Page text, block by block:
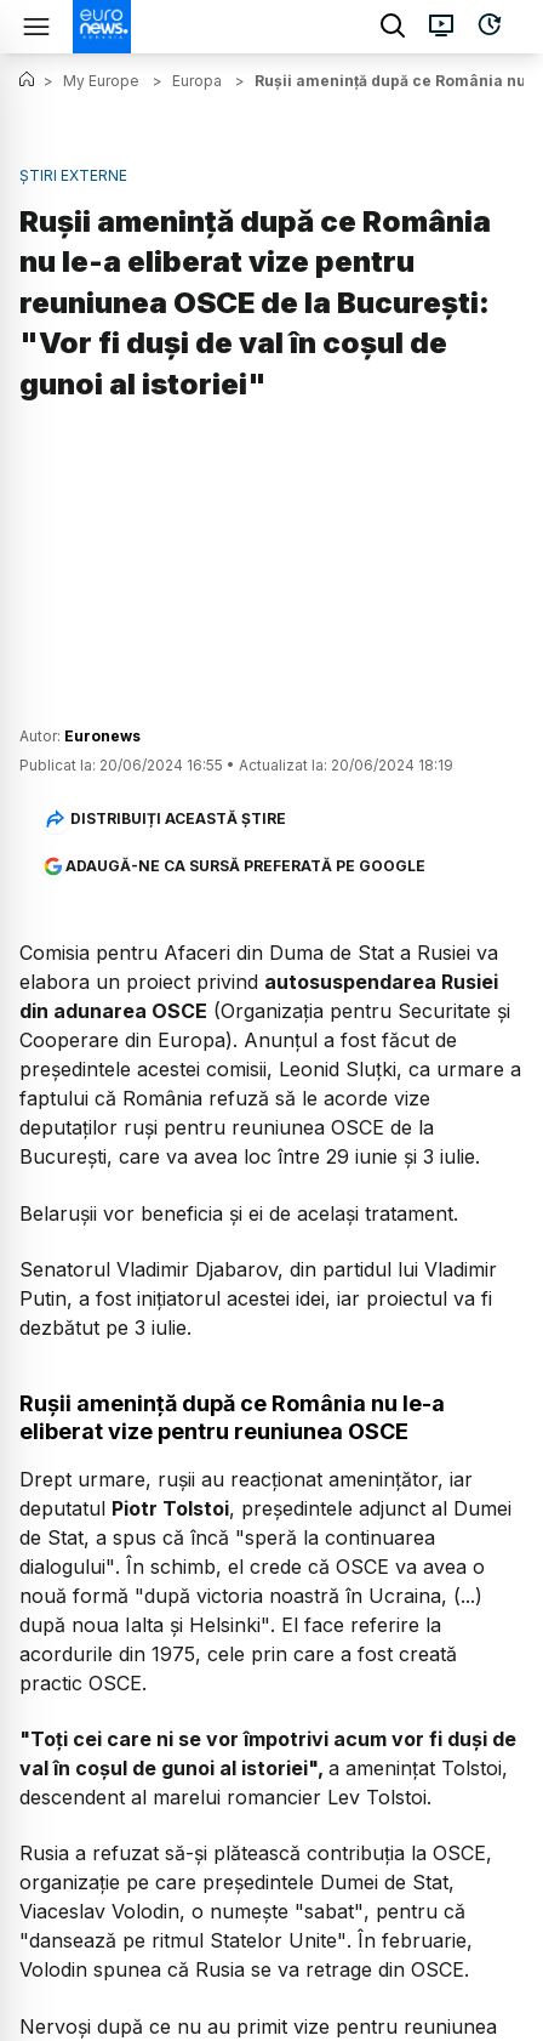
> My Europe > Europa > Rușii amenință după ce România nu
ȘTIRI EXTERNE
Rușii amenință după ce România
nu le-a eliberat vize pentru
reuniunea OSCE de la București:
"Vor fi duși de val în coșul de
gunoi al istoriei"
Autor: Euronews
Publicat la: 20/06/2024 16:55 • Actualizat la: 20/06/2024 18:19
DISTRIBUIȚI ACEASTĂ ȘTIRE
ADAUGĂ-NE CA SURSĂ PREFERATĂ PE GOOGLE
Comisia pentru Afaceri din Duma de Stat a Rusiei va
elabora un proiect privind autosuspendarea Rusiei
din adunarea OSCE (Organizația pentru Securitate și
Cooperare din Europa). Anunțul a fost făcut de
președintele acestei comisii, Leonid Sluțki, ca urmare a
faptului că România refuză să le acorde vize
deputaților ruși pentru reuniunea OSCE de la
București, care va avea loc între 29 iunie și 3 iulie.
Belarușii vor beneficia și ei de același tratament.
Senatorul Vladimir Djabarov, din partidul lui Vladimir
Putin, a fost inițiatorul acestei idei, iar proiectul va fi
dezbătut pe 3 iulie.
Rușii amenință după ce România nu le-a
eliberat vize pentru reuniunea OSCE
Drept urmare, rușii au reacționat amenințător, iar
deputatul Piotr Tolstoi, președintele adjunct al Dumei
de Stat, a spus că încă "speră la continuarea
dialogului". În schimb, el crede că OSCE va avea o
nouă formă "după victoria noastră în Ucraina, (...)
după noua Ialta și Helsinki". El face referire la
acordurile din 1975, cele prin care a fost creată
practic OSCE.
"Toți cei care ni se vor împotrivi acum vor fi duși de
val în coșul de gunoi al istoriei", a amenințat Tolstoi,
descendent al marelui romancier Lev Tolstoi.
Rusia a refuzat să-și plătească contribuția la OSCE,
organizație pe care președintele Dumei de Stat,
Viaceslav Volodin, o numește "sabat", pentru că
"dansează pe ritmul Statelor Unite". În februarie,
Volodin spunea că Rusia se va retrage din OSCE.
Nervoși după ce nu au primit vize pentru reuniunea